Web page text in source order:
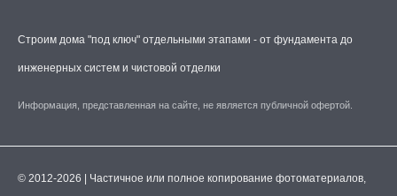
Строим дома "под ключ" отдельными этапами - от фундамента до
инженерных систем и чистовой отделки
Информация, представленная на сайте, не является публичной офертой.
© 2012-2026 | Частичное или полное копирование фотоматериалов,